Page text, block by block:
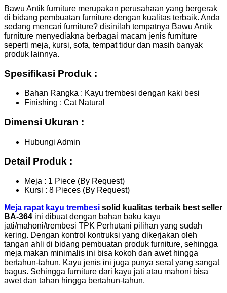
Bawu Antik furniture merupakan perusahaan yang bergerak
di bidang pembuatan furniture dengan kualitas terbaik. Anda
sedang mencari furniture? disinilah tempatnya Bawu Antik
furniture menyediakna berbagai macam jenis furniture
seperti meja, kursi, sofa, tempat tidur dan masih banyak
produk lainnya.
Spesifikasi Produk :
Bahan Rangka : Kayu trembesi dengan kaki besi
Finishing : Cat Natural
Dimensi Ukuran :
Hubungi Admin
Detail Produk :
Meja : 1 Piece (By Request)
Kursi : 8 Pieces (By Request)
Meja rapat kayu trembesi solid kualitas terbaik best seller
BA-364 ini dibuat dengan bahan baku kayu
jati/mahoni/trembesi TPK Perhutani pilihan yang sudah
kering. Dengan kontrol kontruksi yang dikerjakan oleh
tangan ahli di bidang pembuatan produk furniture, sehingga
meja makan minimalis ini bisa kokoh dan awet hingga
bertahun-tahun. Kayu jenis ini juga punya serat yang sangat
bagus. Sehingga furniture dari kayu jati atau mahoni bisa
awet dan tahan hingga bertahun-tahun.